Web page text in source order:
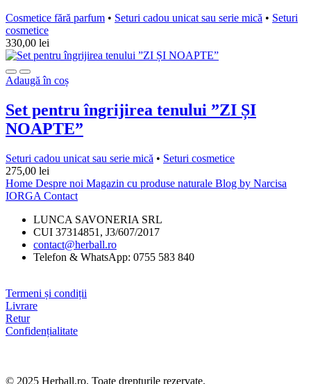
Cosmetice fără parfum • Seturi cadou unicat sau serie mică • Seturi
cosmetice
330,00 lei
Adaugă în coș
Set pentru îngrijirea tenului ”ZI ȘI
NOAPTE”
Seturi cadou unicat sau serie mică • Seturi cosmetice
275,00 lei
Home Despre noi Magazin cu produse naturale Blog by Narcisa
IORGA Contact
LUNCA SAVONERIA SRL
CUI 37314851, J3/607/2017
contact@herball.ro
Telefon & WhatsApp: 0755 583 840
Termeni și condiții
Livrare
Retur
Confidențialitate
© 2025 Herball.ro. Toate drepturile rezervate.